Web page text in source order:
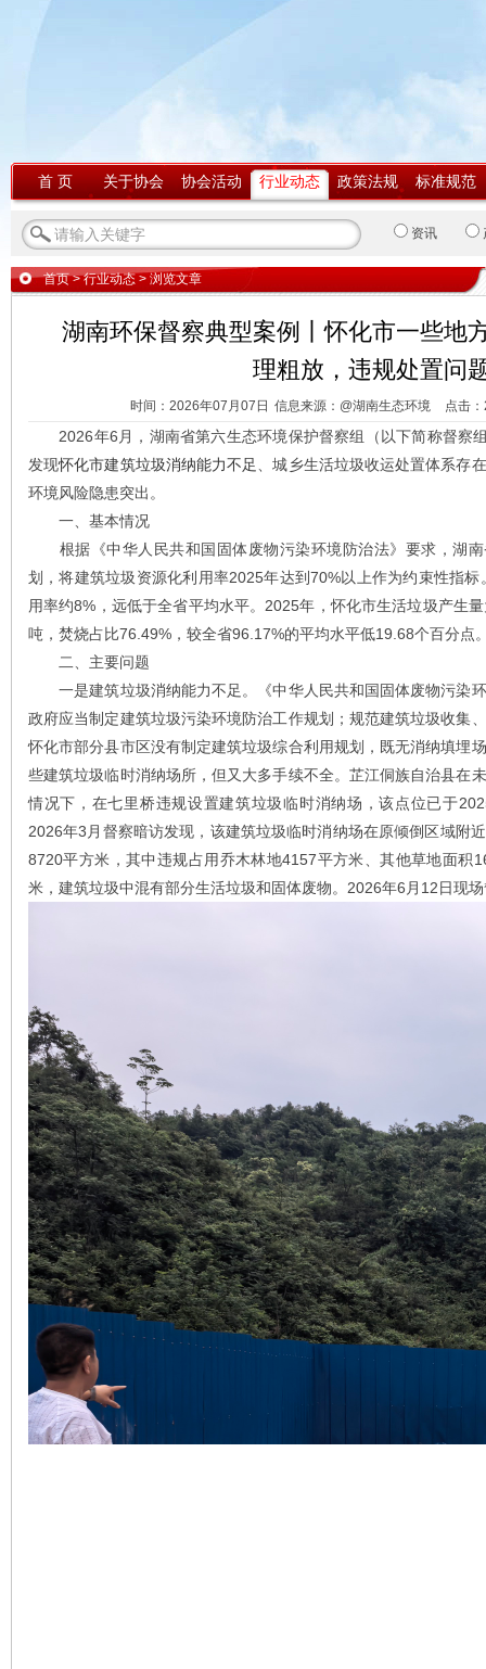
首 页 关于协会 协会活动 行业动态 政策法规 标准规范
资讯
首页>行业动态 > 浏览文章
湖南环保督察典型案例丨怀化市一些地
理粗放，违规处置问
时间：2026年07月07日 信息来源：@湖南生态环境 点击：
2026年6月，湖南省第六生态环境保护督察组（以下简称督察组
发现怀化市建筑垃圾消纳能力不足
、城乡生活垃圾收运处置体系存
环境风险隐患突出。
一、基本情况
根据《中华人民共和国固体废物污染环境防治法》要求，湖南
划，将建筑垃圾资源化利用率2025年达到70%以上作为约束性指
用率约8%，远低于全省平均水平。2025年，怀化市生活垃圾产生
吨，焚烧占比76.49%，较全省96.17%的平均水平低19.68个百分点
二、主要问题
一是建筑垃圾消纳能力不足。《中华人民共和国固体废物污染
政府应当制定建筑垃圾污染环境防治工作规划；规范建筑垃圾收集
怀化市部分县市区没有制定建筑垃圾综合利用规划，既无消纳填埋
些建筑垃圾临时消纳场所，但又大多手续不全。芷江侗族自治县在
情况下，在七里桥违规设置建筑垃圾临时消纳场，该点位已于
2026年3月督察暗访发现，该建筑垃圾临时消纳场在原倾倒区域附
8720平方米，其中违规占用乔木林地4157平方米、其他草地面积
米，建筑垃圾中混有部分生活垃圾和固体废物。2026年6月12日现